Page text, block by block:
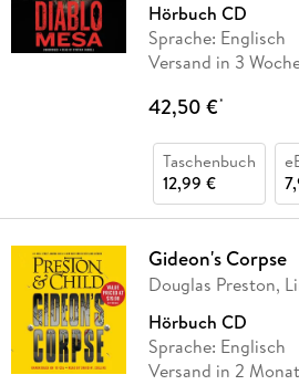
Hörbuch CD
Sprache: Englisch
Versand in 3
42,50 €*
Taschenbuch
12,99 €
Gideon's Corpse
Douglas Preston,
Hörbuch CD
Sprache: Englisch
Versand in 2